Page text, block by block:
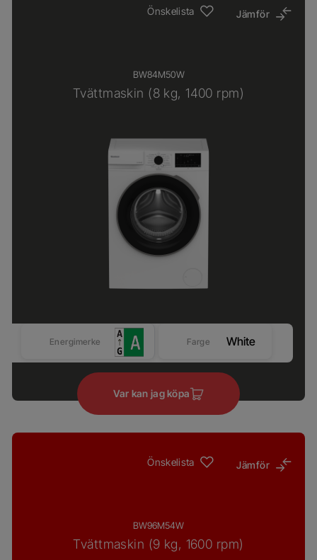
Önskelista Jämför
BW84M50W
Tvättmaskin (8 kg, 1400 rpm)
Energimerke Farge White
Var kan jag köpa
Önskelista Jämför
BW96M54W
Tvättmaskin (9 kg, 1600 rpm)